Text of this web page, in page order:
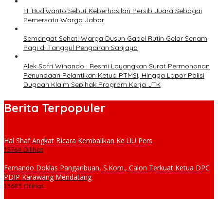
H. Budiwanto Sebut Keberhasilan Persib Juara Sebagai
Pemersatu Warga Jabar
Semangat Sehat! Warga Dusun Gabel Rutin Gelar Senam
Pagi di Tanggul Pengairan Sarijaya
Alek Safri Winando : Resmi Layangkan Surat Permohonan
Penundaan Pelantikan Ketua PTMSI, Hingga Lapor Polisi
Dugaan Klaim Sepihak Program Kerja JTK
Berita Terpopuler
Hal Shaf Angkat Bicara Kembalikan Ke UU Pers
13764 Dilihat
Fernando Doklas Pangaribuan, S.Kom., Calon Terkuat Ketua DPC
PDIP Karawang Mendatang
13683 Dilihat